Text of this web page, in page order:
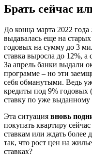
Брать сейчас
До конца марта 2022 года
выдавалась еще на
годовых на сумму до 3
ставка выросла до 12%,
За апрель банки выдали
программе – но эти
себя обманутыми. Ведь
кредиты под 9% годовых
ставку по уже выданному
Эта ситуация вновь
покупать квартиру
ставкам или ждать более
так, что рост цен на
ставках?